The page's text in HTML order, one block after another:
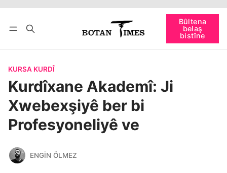
Bûltena
belaş
bistîne
bişopîne
KURSA KURDÎ
Kurdîxane Akademî: Ji
Xwebexşiyê ber bi
Profesyoneliyê ve
ENGIN ÖLMEZ